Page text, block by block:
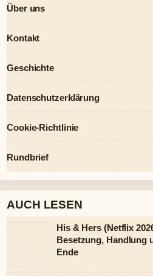
Über uns
Kontakt
Geschichte
Datenschutzerklärung
Cookie-Richtlinie
Rundbrief
AUCH LESEN
His & Hers (Netflix
Besetzung, Handlung
Ende